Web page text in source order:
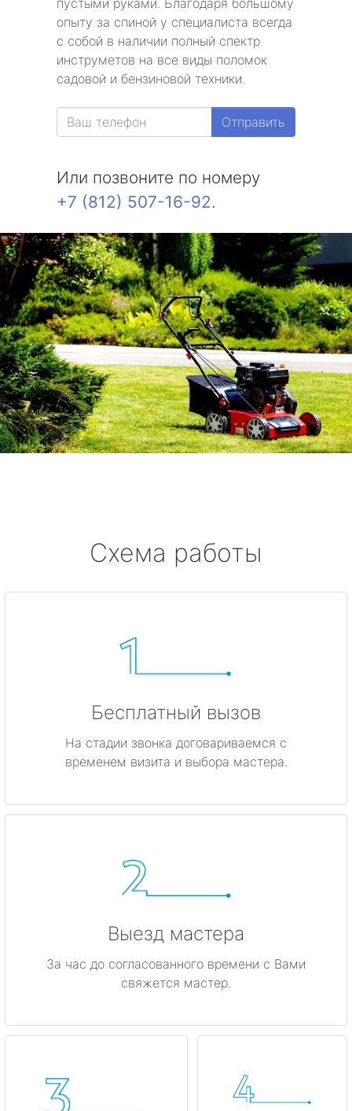
пустыми руками. Благодаря большому
опыту за спиной у специалиста всегда
с собой в наличии полный спектр
инструметов на все виды поломок
садовой и бензиновой техники.
Отправить
Или позвоните по номеру
+7 (812) 507-16-92.
Схема работы
Бесплатный вызов
На стадии звонка договариваемся с
временем визита и выбора мастера.
Выезд мастера
За час до согласованного времени с Вами
свяжется мастер.